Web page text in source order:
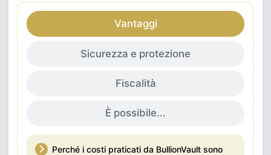
Vantaggi
Sicurezza e protezione
Fiscalità
È possibile...
Perché i costi praticati da BullionVault sono